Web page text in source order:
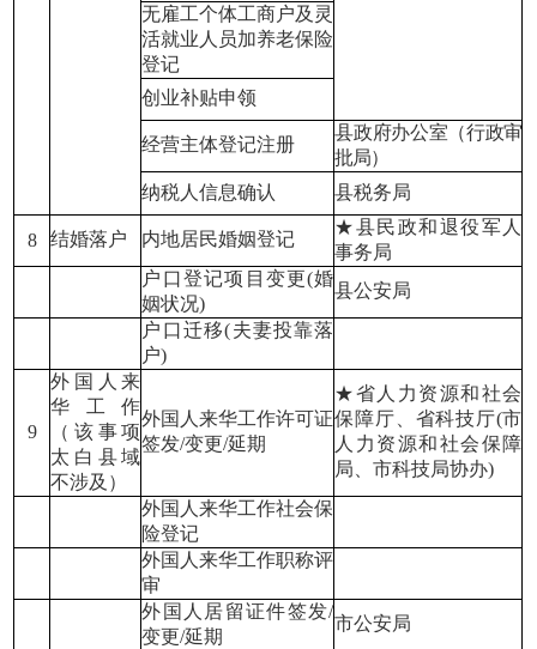
无雇工个体工商户及灵
活就业人员加养老保险
登记
创业补贴申领
经营主体登记注册
县政府办公室（行政审
批局）
纳税人信息确认
县税务局
8 结婚落户 内地居民婚姻登记
★县民政和退役军人
事务局
户口登记项目变更(婚
姻状况)
县公安局
户口迁移(夫妻投靠落
户)
9
外国人来
华工作
（该事项
太白县域
不涉及）
外国人来华工作许可证
签发/变更/延期
★省人力资源和社会
保障厅、省科技厅(市
人力资源和社会保障
局、市科技局协办)
外国人来华工作社会保
险登记
外国人来华工作职称评
审
外国人居留证件签发/
变更/延期
市公安局